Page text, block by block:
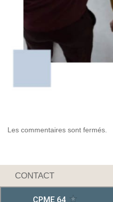
Les commentaires sont fermés.
CONTACT